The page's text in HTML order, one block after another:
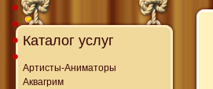
Каталог услуг
Артисты-Аниматоры
Аквагрим